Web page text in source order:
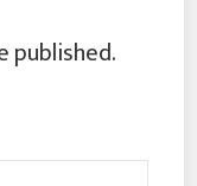
published.